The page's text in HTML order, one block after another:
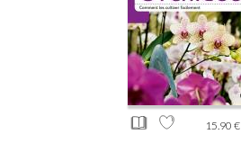
15.90 €